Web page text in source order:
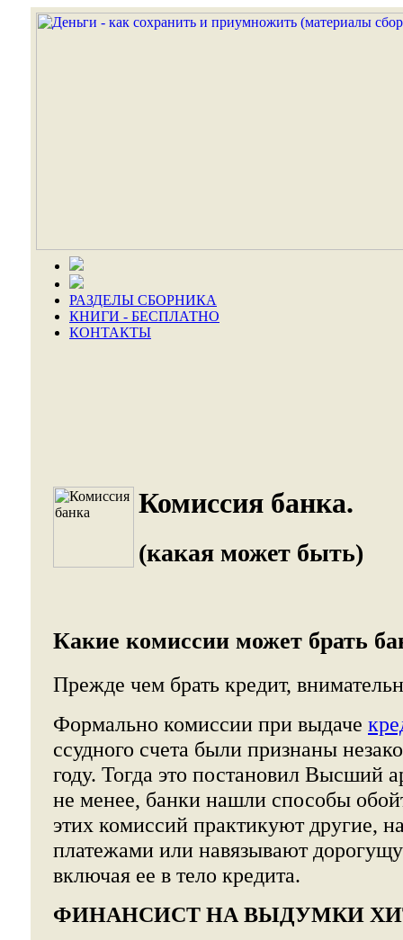
РАЗДЕЛЫ СБОРНИКА
КНИГИ - БЕСПЛАТНО
КОНТАКТЫ
Комиссия банка.
(какая может быть)
Какие комиссии может брать
Прежде чем брать кредит,
Формально комиссии при выдаче
ссудного счета были признаны
году. Тогда это постановил Высший
не менее, банки нашли способы
этих комиссий практикуют другие,
платежами или навязывают
включая ее в тело кредита.
ФИНАНСИСТ НА ВЫДУМКИ